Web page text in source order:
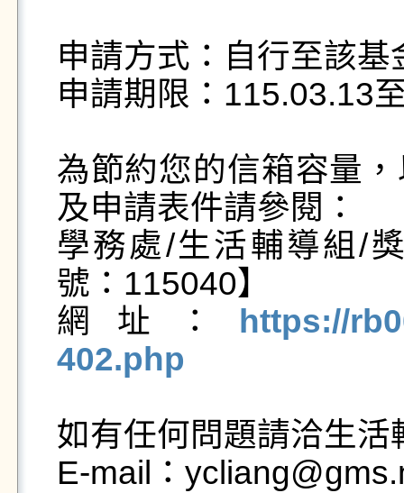
申請方式：自行至該
申請期限：115.03.13
為節約您的信箱容量
及申請表件請參閱：
學務處/生活輔導組/
號：115040】
網址：
https://
402.php
如有任何問題請洽生
E-mail：